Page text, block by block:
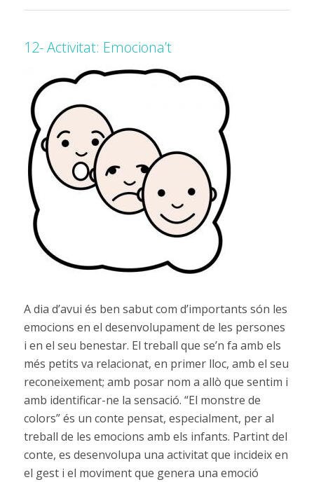
12- Activitat: Emociona’t
A dia d’avui és ben sabut com d’importants són les
emocions en el desenvolupament de les persones
i en el seu benestar. El treball que se’n fa amb els
més petits va relacionat, en primer lloc, amb el seu
reconeixement; amb posar nom a allò que sentim i
amb identificar-ne la sensació. “El monstre de
colors” és un conte pensat, especialment, per al
treball de les emocions amb els infants. Partint del
conte, es desenvolupa una activitat que incideix en
el gest i el moviment que genera una emoció